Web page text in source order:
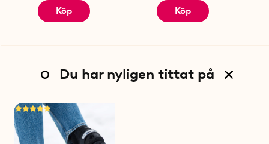
Köp Köp
Du har nyligen tittat på